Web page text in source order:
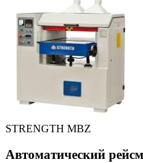
STRENGTH MBZ
Автоматический